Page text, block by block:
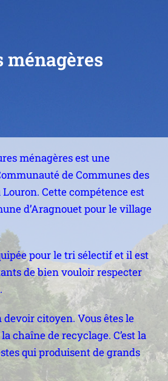
ménagères
ménagères est une
de Communes des
Louron. Cette compétence est
d’Aragnouet pour le village
pour le tri sélectif et il est
de bien vouloir respecter
citoyen. Vous êtes le
chaîne de recyclage. C’est la
qui produisent de grands